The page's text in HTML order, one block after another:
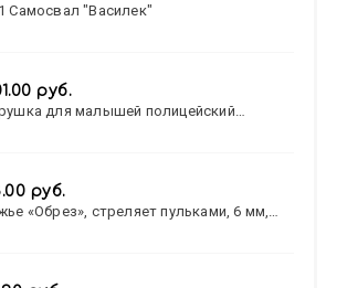
Самосвал "Василек"
руб.
для малышей полицейский
руб.
«Обрез», стреляет пульками, 6 мм,